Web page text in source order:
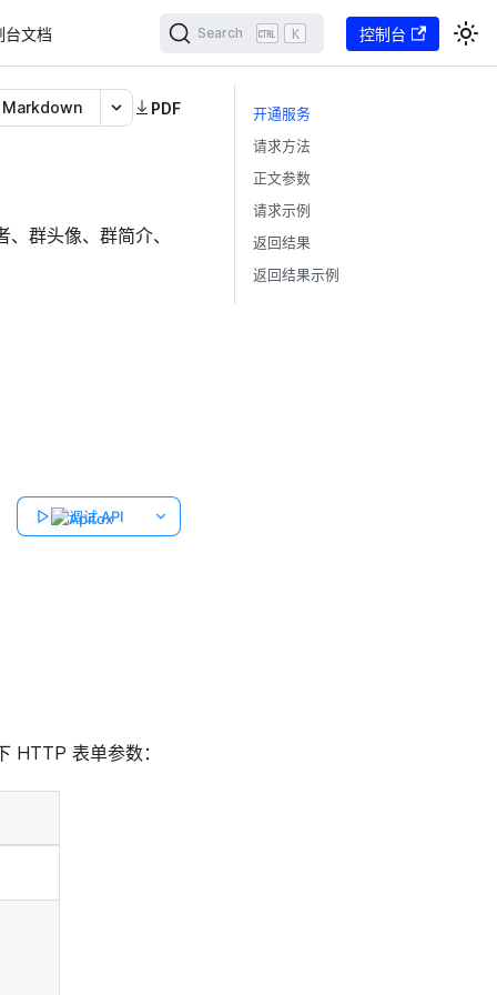
台文档 Search K 控制台
Markdown PDF
群头像、群简介、
调试 API
HTTP 表单参数：
开通服务
请求方法
正文参数
请求示例
返回结果
返回结果示例